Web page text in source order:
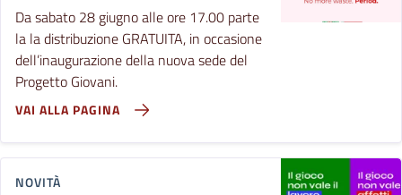
Da sabato 28 giugno alle ore 17.00 parte
la la distribuzione GRATUITA, in occasione
dell’inaugurazione della nuova sede del
Progetto Giovani.
VAI ALLA PAGINA
NOVITÀ